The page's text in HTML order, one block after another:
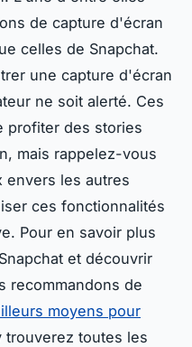
de capture d'écran
celles de Snapchat.
une capture d'écran
ne soit alerté. Ces
profiter des stories
mais rappelez-vous
les autres
ces fonctionnalités
Pour en savoir plus
et découvrir
recommandons de
moyens pour
trouverez toutes les